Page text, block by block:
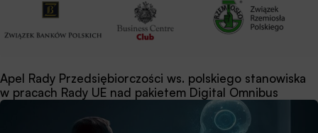
Apel Rady Przedsiębiorczości ws. polskiego stanowiska
w pracach Rady UE nad pakietem Digital Omnibus